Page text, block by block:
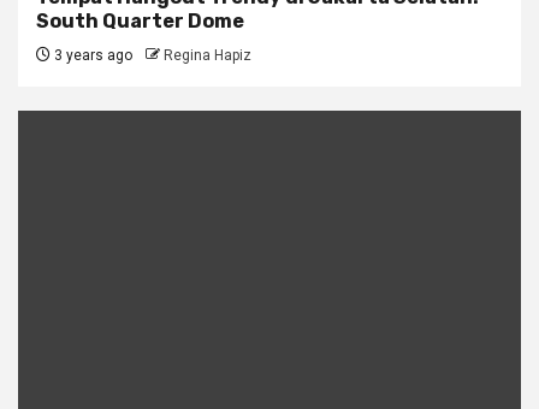
South Quarter Dome
3 years ago Regina Hapiz